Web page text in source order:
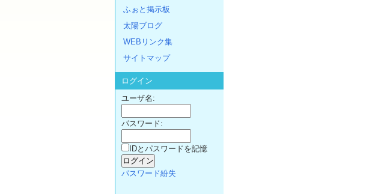
ふぉと掲示板
太陽ブログ
WEBリンク集
サイトマップ
ログイン
ユーザ名:
パスワード:
IDとパスワードを記憶
パスワード紛失